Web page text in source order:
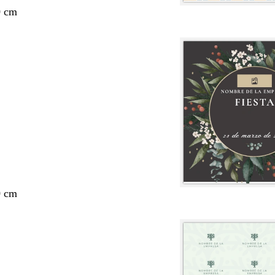
cm
cm